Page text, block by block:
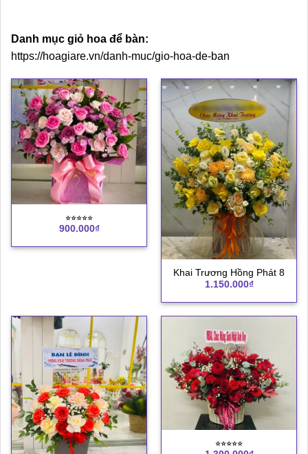
Danh mục giỏ hoa để bàn:
https://hoagiare.vn/danh-muc/gio-hoa-de-ban
⭐︎⭐︎⭐︎⭐︎⭐︎
900.000₫
Khai Trương Hồng Phát 8
1.150.000₫
⭐︎⭐︎⭐︎⭐︎⭐︎